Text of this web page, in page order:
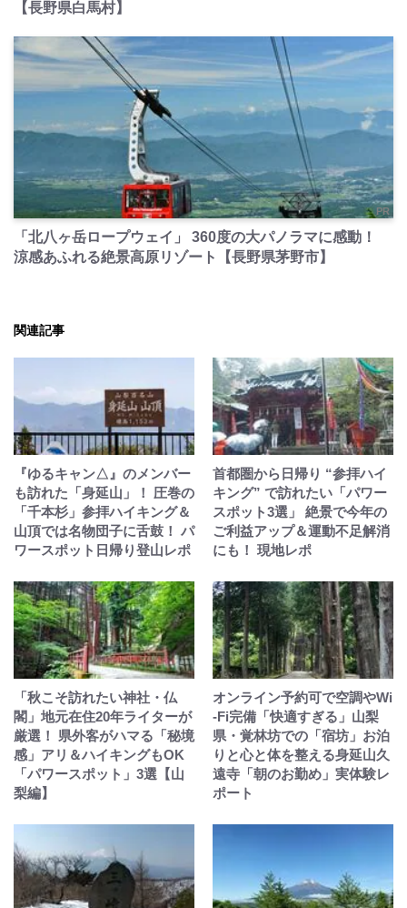
【長野県白馬村】
PR
「北八ヶ岳ロープウェイ」 360度の大パノラマに感動！
涼感あふれる絶景高原リゾート【長野県茅野市】
関連記事
『ゆるキャン△』のメンバー
も訪れた「身延山」！ 圧巻の
「千本杉」参拝ハイキング＆
山頂では名物団子に舌鼓！ パ
ワースポット日帰り登山レポ
首都圏から日帰り “参拝ハイ
キング” で訪れたい「パワー
スポット3選」 絶景で今年の
ご利益アップ＆運動不足解消
にも！ 現地レポ
「秋こそ訪れたい神社・仏
閣」地元在住20年ライターが
厳選！ 県外客がハマる「秘境
感」アリ＆ハイキングもOK
「パワースポット」3選【山
梨編】
オンライン予約可で空調やWi
-Fi完備「快適すぎる」山梨
県・覚林坊での「宿坊」お泊
りと心と体を整える身延山久
遠寺「朝のお勤め」実体験レ
ポート